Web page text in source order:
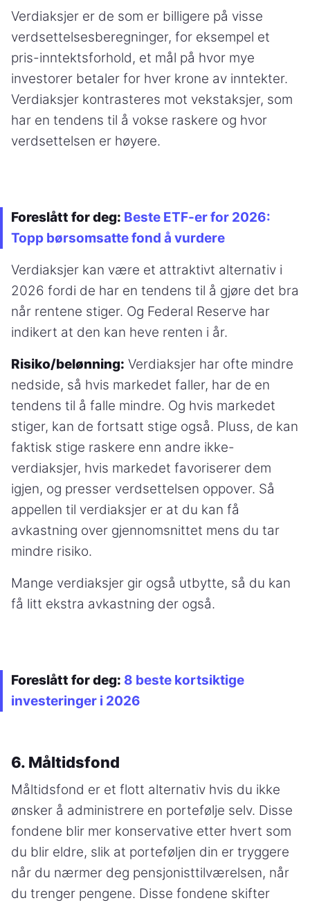
Verdiaksjer er de som er billigere på visse
verdsettelsesberegninger, for eksempel et
pris-inntektsforhold, et mål på hvor mye
investorer betaler for hver krone av inntekter.
Verdiaksjer kontrasteres mot vekstaksjer, som
har en tendens til å vokse raskere og hvor
verdsettelsen er høyere.
Foreslått for deg: Beste ETF-er for 2026:
Topp børsomsatte fond å vurdere
Verdiaksjer kan være et attraktivt alternativ i
2026 fordi de har en tendens til å gjøre det bra
når rentene stiger. Og Federal Reserve har
indikert at den kan heve renten i år.
Risiko/belønning: Verdiaksjer har ofte mindre
nedside, så hvis markedet faller, har de en
tendens til å falle mindre. Og hvis markedet
stiger, kan de fortsatt stige også. Pluss, de kan
faktisk stige raskere enn andre ikke-
verdiaksjer, hvis markedet favoriserer dem
igjen, og presser verdsettelsen oppover. Så
appellen til verdiaksjer er at du kan få
avkastning over gjennomsnittet mens du tar
mindre risiko.
Mange verdiaksjer gir også utbytte, så du kan
få litt ekstra avkastning der også.
Foreslått for deg: 8 beste kortsiktige
investeringer i 2026
6. Måltidsfond
Måltidsfond er et flott alternativ hvis du ikke
ønsker å administrere en portefølje selv. Disse
fondene blir mer konservative etter hvert som
du blir eldre, slik at porteføljen din er tryggere
når du nærmer deg pensjonisttilværelsen, når
du trenger pengene. Disse fondene skifter